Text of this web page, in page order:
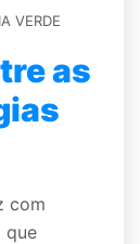
VERDE
as
com
que